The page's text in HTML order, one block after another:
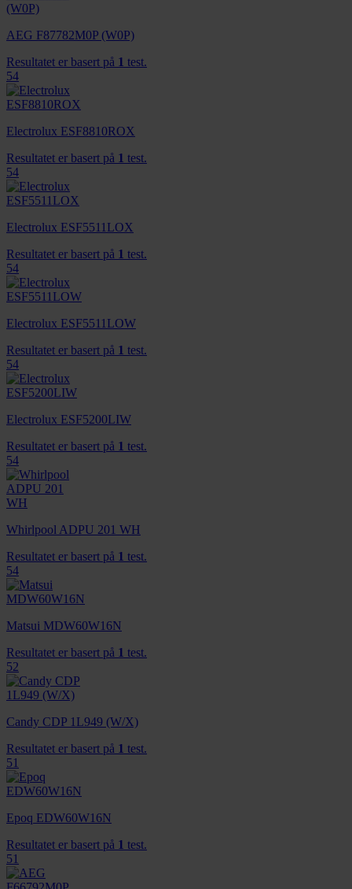
AEG F87782M0P (W0P)
Resultatet er basert på 1 test.
54
Electrolux ESF8810ROX
Resultatet er basert på 1 test.
54
Electrolux ESF5511LOX
Resultatet er basert på 1 test.
54
Electrolux ESF5511LOW
Resultatet er basert på 1 test.
54
Electrolux ESF5200LIW
Resultatet er basert på 1 test.
54
Whirlpool ADPU 201 WH
Resultatet er basert på 1 test.
54
Matsui MDW60W16N
Resultatet er basert på 1 test.
52
Candy CDP 1L949 (W/X)
Resultatet er basert på 1 test.
51
Epoq EDW60W16N
Resultatet er basert på 1 test.
51